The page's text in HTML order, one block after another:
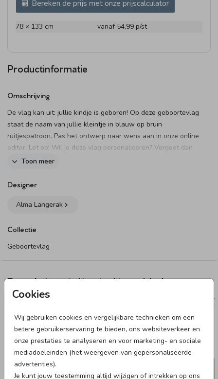
Cookies
Wij gebruiken cookies en vergelijkbare technieken om een
betere gebruikerservaring te bieden, ons websiteverkeer en
onze prestaties te analyseren en voor marketing- en sociale
mediadoeleinden (het weergeven van gepersonaliseerde
advertenties).
Je kunt jouw toestemming altijd wijzigen of intrekken op ons
Bereken de prijs met onze prijscalculator
78 × 133 cm vanaf 54,99 p/st
Productinformatie
Omschrijving
De vlag kan uit: jullie kindje is geboren! Op deze geboortevlag
staat de naam van jullie kleintje in blauw op bruin
ruitjespatroon. Pas het ontwerp naar wens aan in onze online
editor. Let op! Wil je deze vlag personaliseren? Vergeet dan
niet om beide zijdes van de vlag aan te passen.
Toon meer
Designer
Alma Langerak
Collectie
Geboortevlag
Deze designs vind je misschien ook leuk